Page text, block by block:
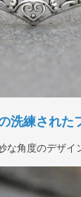
洗練された
な角度のデザイ